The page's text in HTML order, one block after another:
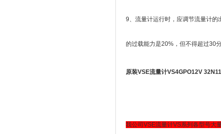
9、流量计运行时，应调节流量计
的过载能力是20%，但不得超过30
原装VSE流量计VS4GPO12V
我公司VSE流量计VS系列各型号大